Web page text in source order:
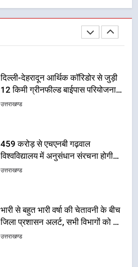
देना सरकार की सर्वोच्च प्राथमिकता, आने
वाले महीनों में हजारों पदों पर की जाएगी
दिल्ली-देहरादून आर्थिक कॉरिडोर से जुड़ी
12 किमी ग्रीनफील्ड बाईपास परियोजना
का डीएम ने किया निरीक्षण; समयबद्ध एवं
नहींः डीएम
उत्तराखण्ड
459 करोड़ से एचएनबी गढ़वाल
विश्वविद्यालय में अनुसंधान संरचना होगी
सुदृढ
उत्तराखण्ड
भारी से बहुत भारी वर्षा की चेतावनी के बीच
जिला प्रशासन अलर्ट, सभी विभागों को हाई
अलर्ट पर रहने के निर्देश
उत्तराखण्ड